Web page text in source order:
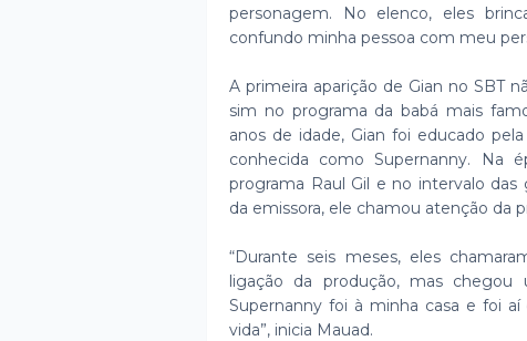
personagem. No elenco, eles
confundo minha pessoa com meu
A primeira aparição de Gian no SBT
sim no programa da babá mais
anos de idade, Gian foi educado
conhecida como Supernanny. Na
programa Raul Gil e no intervalo das
da emissora, ele chamou atenção da
“Durante seis meses, eles
ligação da produção, mas
Supernanny foi à minha casa e foi
vida”, inicia Mauad.